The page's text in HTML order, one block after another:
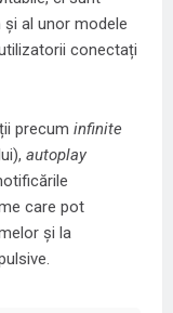
al unor modele
conectați
precum infinite
autoplay
care pot
și la